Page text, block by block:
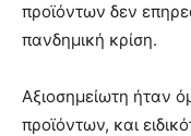
προϊόντων δεν
πανδημική κρίση.
Αξιοσημείωτη ήταν
προϊόντων, και